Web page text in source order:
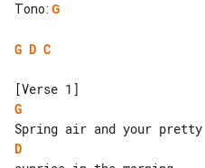
Tono: G
G D C
G
D